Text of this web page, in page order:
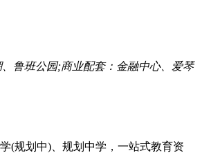
鲁班公园;商业配套：金融中心、爱琴
(规划中)、规划中学，一站式教育资